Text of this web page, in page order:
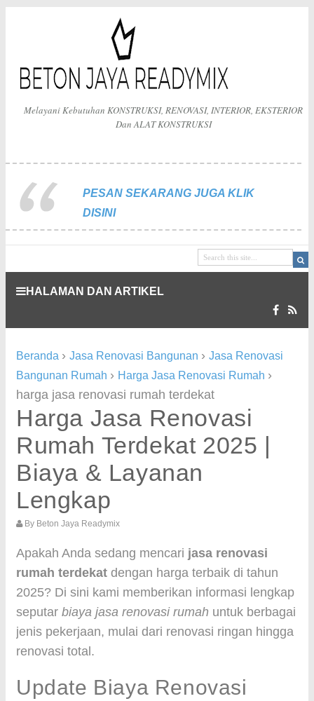
Melayani Kebutuhan KONSTRUKSI, RENOVASI, INTERIOR, EKSTERIOR
Dan ALAT KONSTRUKSI
PESAN SEKARANG JUGA KLIK
DISINI
HALAMAN DAN ARTIKEL
Beranda › Jasa Renovasi Bangunan › Jasa Renovasi
Bangunan Rumah › Harga Jasa Renovasi Rumah ›
harga jasa renovasi rumah terdekat
Harga Jasa Renovasi
Rumah Terdekat 2025 |
Biaya & Layanan
Lengkap
By Beton Jaya Readymix
Apakah Anda sedang mencari jasa renovasi
rumah terdekat dengan harga terbaik di tahun
2025? Di sini kami memberikan informasi lengkap
seputar biaya jasa renovasi rumah untuk berbagai
jenis pekerjaan, mulai dari renovasi ringan hingga
renovasi total.
Update Biaya Renovasi